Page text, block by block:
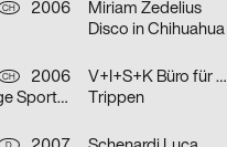
CH
2006
Miriam Zedelius
Disco in Chihuahua
CH
2006
SC Wissenschaftstage Sport/Biel
V+I+S+K Büro für Visuelle Kommunikation
Trippen